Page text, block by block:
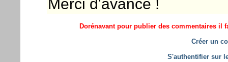
Merci d'avance !
Dorénavant pour publier des commentaires il
Créer un
S'authentifier sur